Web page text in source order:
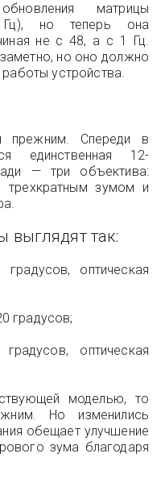
матрицы
но теперь она
не с 48, а с 1 Гц.
но оно должно
устройства.
прежним. Спереди в
единственная 12-
— три объектива:
трехкратным зумом и
выглядят так:
оптическая
градусов;
оптическая
моделью, то
Но изменились
обещает улучшение
зума благодаря